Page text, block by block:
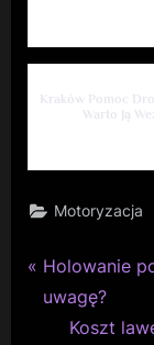
Kraków Pomoc
Warto Ją
Motoryzacja
wpisu
P
r
Holowanie
uwagę?
N
Koszt